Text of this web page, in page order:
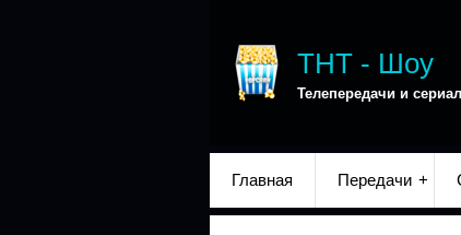
ТНТ - Шоу
Телепередачи и
Главная Передачи